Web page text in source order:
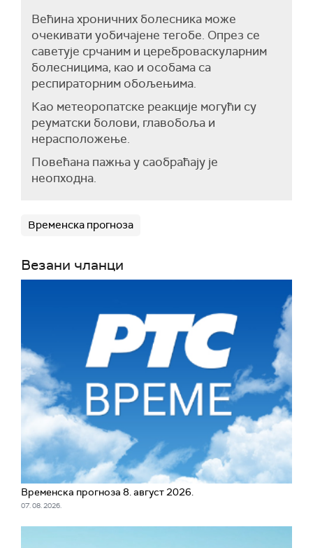
Већина хроничних болесника може
очекивати уобичајене тегобе. Опрез се
саветује срчаним и цереброваскуларним
болесницима, као и особама са
респираторним обољењима.
Као метеоропатске реакције могући су
реуматски болови, главобоља и
нерасположење.
Повећана пажња у саобраћају је
неопходна.
Временска прогноза
Везани чланци
Временска прогноза 8. август 2026.
07. 08. 2026.